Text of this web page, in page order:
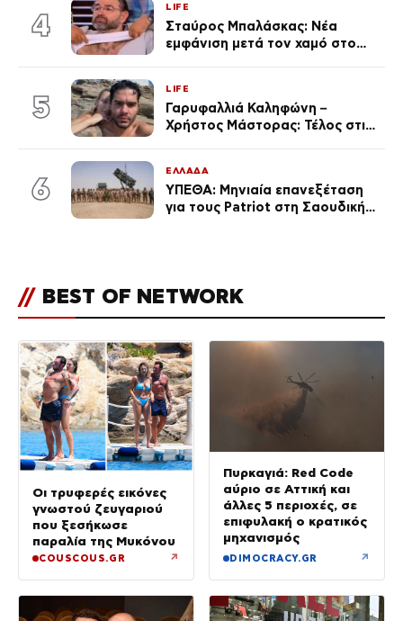
εκ. likes
4
LIFE
Σταύρος Μπαλάσκας: Νέα
εμφάνιση μετά τον χαμό στο
5
LIFE
Γαρυφαλλιά Καληφώνη –
Χρήστος Μάστορας: Τέλος στις
6
ΕΛΛΑΔΑ
ΥΠΕΘΑ: Μηνιαία επανεξέταση
για τους Patriot στη Σαουδική
// BEST OF NETWORK
Οι τρυφερές εικόνες
γνωστού ζευγαριού
που ξεσήκωσε
παραλία της Μυκόνου
COUSCOUS.GR ↗
Πυρκαγιά: Red Code
αύριο σε Αττική και
άλλες 5 περιοχές, σε
επιφυλακή ο κρατικός
μηχανισμός
DIMOCRACY.GR ↗